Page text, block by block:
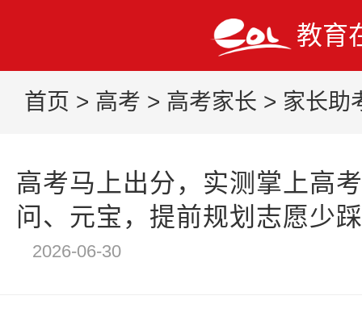
教育
首页 > 高考 > 高考家长 > 家长助
高考马上出分，实测掌上高
问、元宝，提前规划志愿少
2026-06-30